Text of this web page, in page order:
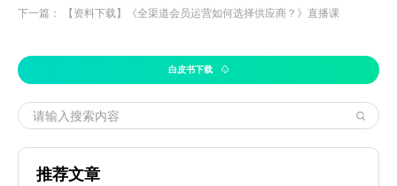
下一篇：
【资料下载】《全渠道会员运营如何选择供应商？》直播课
白皮书下载
推荐文章